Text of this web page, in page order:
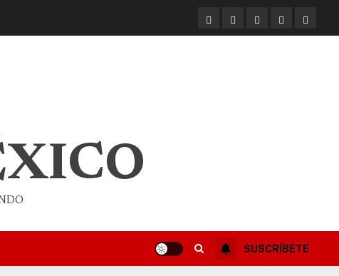
SUSCRÍBETE